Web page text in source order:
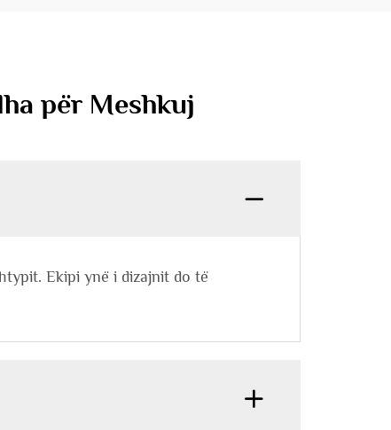
për Meshkuj
Ekipi ynë i dizajnit do të